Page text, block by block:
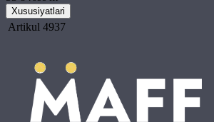
Xususiyatlari
Artikul 4937